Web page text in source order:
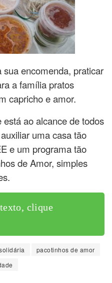
encomenda, praticar
a família pratos
capricho e amor.
ao alcance de todos
uma casa tão
e um programa tão
de Amor, simples
clique
pacotinhos de amor